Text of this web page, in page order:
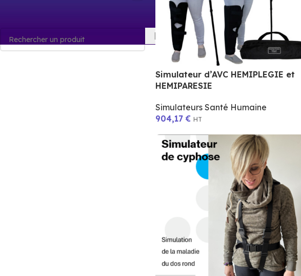
Simulateur d’AVC HEMIPLEGIE et
HEMIPARESIE
Simulateurs Santé Humaine
904,17€ HT